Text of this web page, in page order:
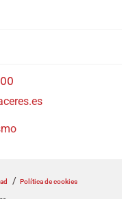
Política de cookies